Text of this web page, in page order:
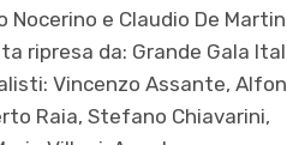
e Claudio De
ripresa da: Grande Gala
Vincenzo Assante,
Raia, Stefano Chiavarini,